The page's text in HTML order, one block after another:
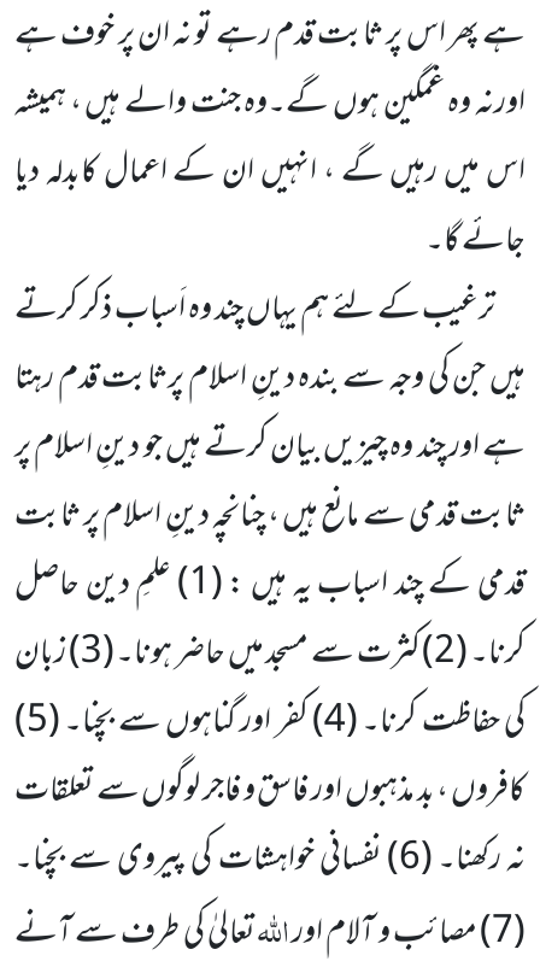
ہے پھر اس پر ثابت قدم رہے تو نہ ان پر خوف ہے
اورنہ وہ غمگین ہوںگے۔وہ جنت والے ہیں ، ہمیشہ
اس میں رہیں گے ، انہیں ان کےاعمال کابدلہ دیا
جائے گا۔
ترغیب کے لئے ہم یہاں چند وہ اَسباب ذکر کرتے
ہیں جن کی وجہ سے بندہ دینِ اسلام پرثابت قدم رہتا
ہے اور چند وہ چیزیں بیان کرتے ہیں جو دینِ اسلام پر
ثابت قدمی سے مانع ہیں ، چنانچہ دینِ اسلام پر ثابت
قدمی کے چند اسباب یہ ہیں : (1) علمِ دین حاصل
کرنا۔ (2) کثرت سے مسجد میں حاضر ہونا۔ (3) زبان
کی حفاظت کرنا۔ (4) کفر اور گناہوں سے بچنا۔ (5
)
کافروں ، بد مذہبوں اور فاسق و فاجر لوگوں سے تعلقات
نہ رکھنا۔ (6) نفسانی خواہشات کیپیروی سے بچنا۔
(
7) مصائب و آلام اوراللہتعالیٰکی طرف سے آنے